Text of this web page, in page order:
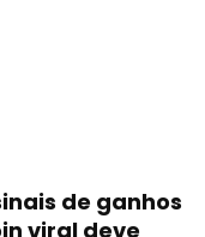
de ganhos
viral deve